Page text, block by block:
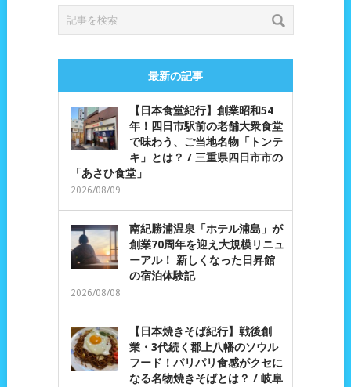
最新の記事
【日本食堂紀行】創業昭和54
年！四日市駅前の老舗大衆食堂
で味わう、ご当地名物「トンテ
キ」とは？ / 三重県四日市市の
「あさひ食堂」
2026/08/09
南紀勝浦温泉「ホテル浦島」が
創業70周年を迎え大規模リニュ
ーアル！ 新しくなった日昇館
の宿泊体験記
2026/08/08
【日本焼きそば紀行】戦後創
業・3代続く郡上八幡のソウル
フード！パリパリ食感がクセに
なる名物焼きそばとは？ / 岐阜